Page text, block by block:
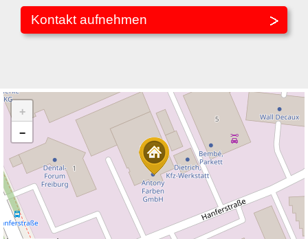
Kontakt aufnehmen
+
−